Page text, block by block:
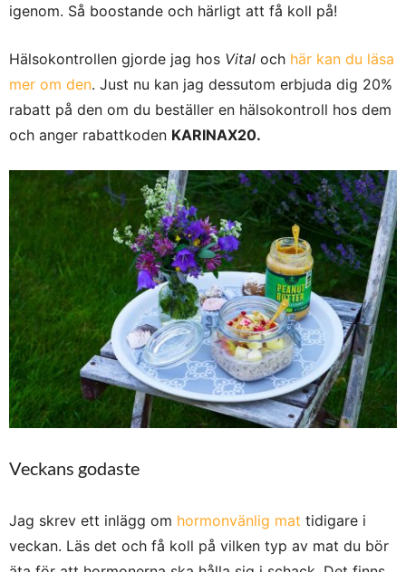
igenom. Så boostande och härligt att få koll på!
Hälsokontrollen gjorde jag hos Vital och här kan du läsa
mer om den. Just nu kan jag dessutom erbjuda dig 20%
rabatt på den om du beställer en hälsokontroll hos dem
och anger rabattkoden KARINAX20.
Veckans godaste
Jag skrev ett inlägg om hormonvänlig mat tidigare i
veckan. Läs det och få koll på vilken typ av mat du bör